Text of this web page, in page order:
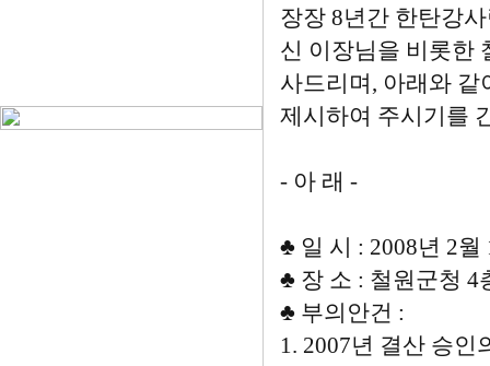
장장 8년간 한탄강
신 이장님을 비롯한
사드리며, 아래와
제시하여 주시기를
- 아 래 -
♣ 일 시 : 2008년 2월
♣ 장 소 : 철원군청 4
♣ 부의안건 :
1. 2007년 결산 승인